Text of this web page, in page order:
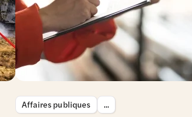
Affaires publiques ...